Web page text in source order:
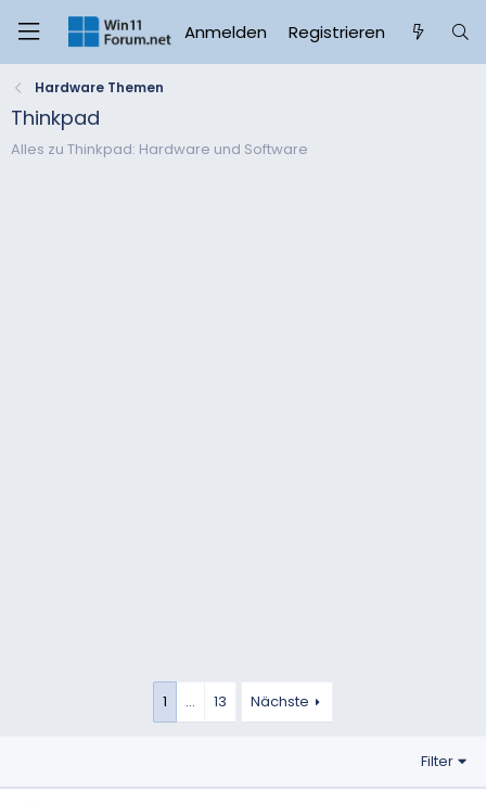
Anmelden Registrieren
Hardware Themen
Thinkpad
Alles zu Thinkpad: Hardware und Software
1 … 13 Nächste
Filter